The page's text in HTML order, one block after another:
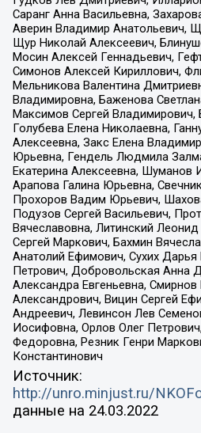
Саранг Анна Васильевна,
Аверин Владимир Анатольевич,
Щур Николай Алексеевич,
Мосин Алексей Геннадьевич,
Симонов Алексей Кириллович,
Мельникова Валентина
Владимировна, Баженова
Максимов Сергей Владимирович,
Голубева Елена Николаевна,
Алексеевна, Закс Елена
Юрьевна, Гендель Людмила
Екатерина Алексеевна, Шуманов
Арапова Галина Юрьевна,
Прохоров Вадим Юрьевич,
Подузов Сергей Васильевич,
Вячеславовна, Литинский
Сергей Маркович, Бахмин
Анатолий Ефимович, Сухих
Петрович, Добровольская Анна
Александра Евгеньевна,
Александрович, Вицин Сергей
Андреевич, Левинсон Лев
Иосифовна, Орлов Олег
Федоровна, Резник Генри
Константинович
Источник:
http://unro.minjust.ru/
данные на 24.03.2022